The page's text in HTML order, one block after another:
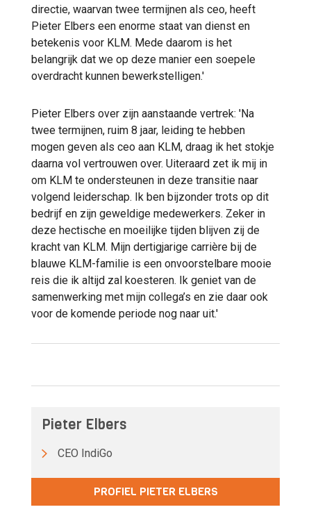
directie, waarvan twee termijnen als ceo, heeft
Pieter Elbers een enorme staat van dienst en
betekenis voor KLM. Mede daarom is het
belangrijk dat we op deze manier een soepele
overdracht kunnen bewerkstelligen.'
Pieter Elbers over zijn aanstaande vertrek: 'Na
twee termijnen, ruim 8 jaar, leiding te hebben
mogen geven als ceo aan KLM, draag ik het stokje
daarna vol vertrouwen over. Uiteraard zet ik mij in
om KLM te ondersteunen in deze transitie naar
volgend leiderschap. Ik ben bijzonder trots op dit
bedrijf en zijn geweldige medewerkers. Zeker in
deze hectische en moeilijke tijden blijven zij de
kracht van KLM. Mijn dertigjarige carrière bij de
blauwe KLM-familie is een onvoorstelbare mooie
reis die ik altijd zal koesteren. Ik geniet van de
samenwerking met mijn collega’s en zie daar ook
voor de komende periode nog naar uit.'
Pieter Elbers
CEO IndiGo
PROFIEL PIETER ELBERS